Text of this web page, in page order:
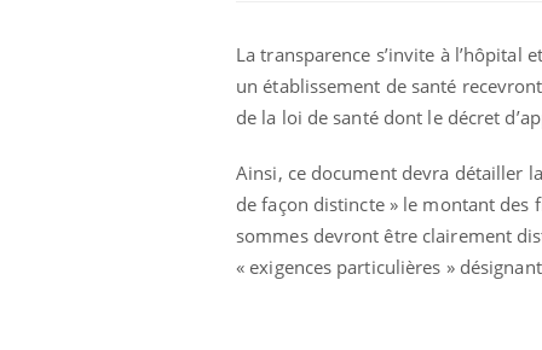
La transparence s’invite à
un établissement de santé
de la loi de santé dont le décret
Ainsi, ce document devra détailler
de façon distincte » le montant des
sommes devront être clairement
« exigences particulières »
Carence en fer : comprendre pour
Youtube